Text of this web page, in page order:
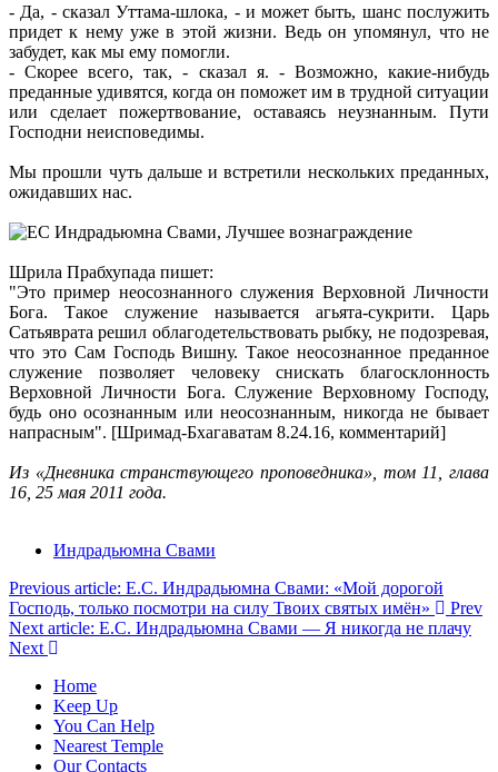
- Да, - сказал Уттама-шлока, - и может быть, шанс послужить
придет к нему уже в этой жизни. Ведь он упомянул, что не
забудет, как мы ему помогли.
- Скорее всего, так, - сказал я. - Возможно, какие-нибудь
преданные удивятся, когда он поможет им в трудной ситуации
или сделает пожертвование, оставаясь неузнанным. Пути
Господни неисповедимы.
Мы прошли чуть дальше и встретили нескольких преданных,
ожидавших нас.
Шрила Прабхупада пишет:
"Это пример неосознанного служения Верховной Личности
Бога. Такое служение называется агьята-сукрити. Царь
Сатьяврата решил облагодетельствовать рыбку, не подозревая,
что это Сам Господь Вишну. Такое неосознанное преданное
служение позволяет человеку снискать благосклонность
Верховной Личности Бога. Служение Верховному Господу,
будь оно осознанным или неосознанным, никогда не бывает
напрасным". [Шримад-Бхагаватам 8.24.16, комментарий]
Из «Дневника странствующего проповедника», том 11, глава
16, 25 мая 2011 года.
Индрадьюмна Свами
Previous article: Е.С. Индрадьюмна Свами: «Мой дорогой
Господь, только посмотри на силу Твоих святых имён»
Prev
Next article: Е.С. Индрадьюмна Свами — Я никогда не плачу
Next
Home
Keep Up
You Can Help
Nearest Temple
Our Contacts